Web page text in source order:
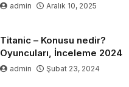
admin Aralık 10, 2025
Titanic – Konusu nedir?
Oyuncuları, İnceleme 2024
admin Şubat 23, 2024